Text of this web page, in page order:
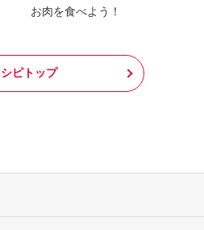
お肉を食べよう！
シピトップ